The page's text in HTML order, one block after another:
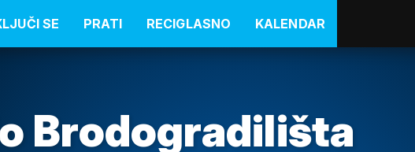
SE PRATI RECIGLASNO KALENDAR
Brodogradilišta